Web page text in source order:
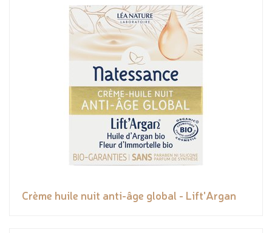
Crème huile nuit anti-âge global - Lift'Argan